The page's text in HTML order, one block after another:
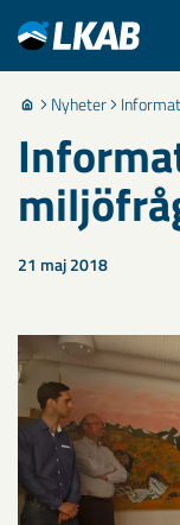
Nyheter
21 maj 2018